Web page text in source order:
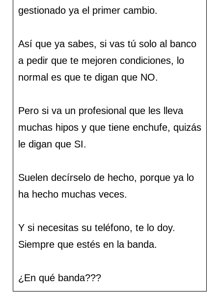
gestionado ya el primer cambio.
Así que ya sabes, si vas tú solo al banco
a pedir que te mejoren condiciones, lo
normal es que te digan que NO.
Pero si va un profesional que les lleva
muchas hipos y que tiene enchufe, quizás
le digan que SI.
Suelen decírselo de hecho, porque ya lo
ha hecho muchas veces.
Y si necesitas su teléfono, te lo doy.
Siempre que estés en la banda.
¿En qué banda???